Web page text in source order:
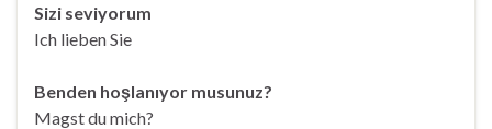
Sizi seviyorum
Ich lieben Sie
Benden hoşlanıyor musunuz?
Magst du mich?